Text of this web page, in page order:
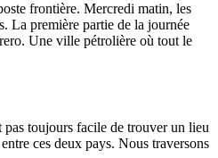
frontière. Mercredi matin, les
La première partie de la journée
Une ville pétrolière où tout le
toujours facile de trouver un lieu
ces deux pays. Nous traversons